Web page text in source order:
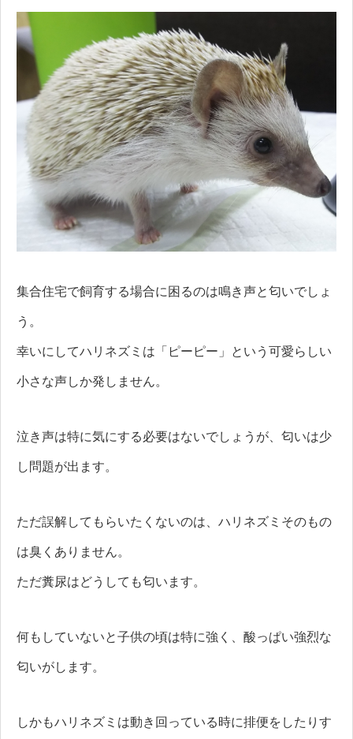
集合住宅で飼育する場合に困るのは鳴き声と匂いでしょ
う。
幸いにしてハリネズミは「ピーピー」という可愛らしい
小さな声しか発しません。
泣き声は特に気にする必要はないでしょうが、匂いは少
し問題が出ます。
ただ誤解してもらいたくないのは、ハリネズミそのもの
は臭くありません。
ただ糞尿はどうしても匂います。
何もしていないと子供の頃は特に強く、酸っぱい強烈な
匂いがします。
しかもハリネズミは動き回っている時に排便をしたりす